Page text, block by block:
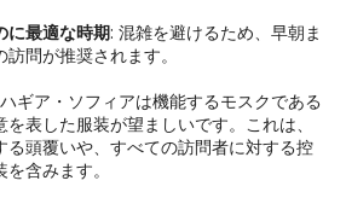
に最適な時期: 混雑を避けるため、早朝ま
訪問が推奨されます。
ギア・ソフィアは機能するモスクである
を表した服装が望ましいです。これは、
る頭覆いや、すべての訪問者に対する控
含みます。